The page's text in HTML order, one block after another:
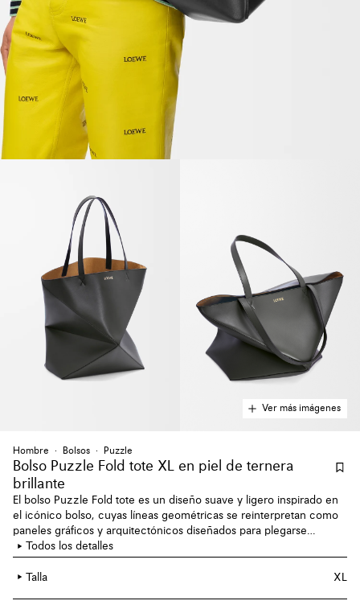
Ver más imágenes
Hombre Bolsos Puzzle
Bolso Puzzle Fold tote XL en piel de ternera
brillante
El bolso Puzzle Fold tote es un diseño suave y ligero inspirado en
el icónico bolso, cuyas líneas geométricas se reinterpretan como
paneles gráficos y arquitectónicos diseñados para plegarse
completamente. Esta versión XL está confeccionada en piel de
ternera brillante.
Todos los detalles
Talla XL